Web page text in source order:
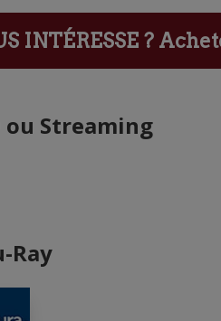
INTÉRESSE ?
ou Streaming
Ray